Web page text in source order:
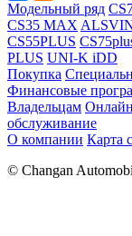
Модельный ряд
CS35 MAX
CS55PLUS
PLUS UNI-K iDD
Покупка
Финансовые
Владельцам
обслуживание
О компании Карта
© Changan